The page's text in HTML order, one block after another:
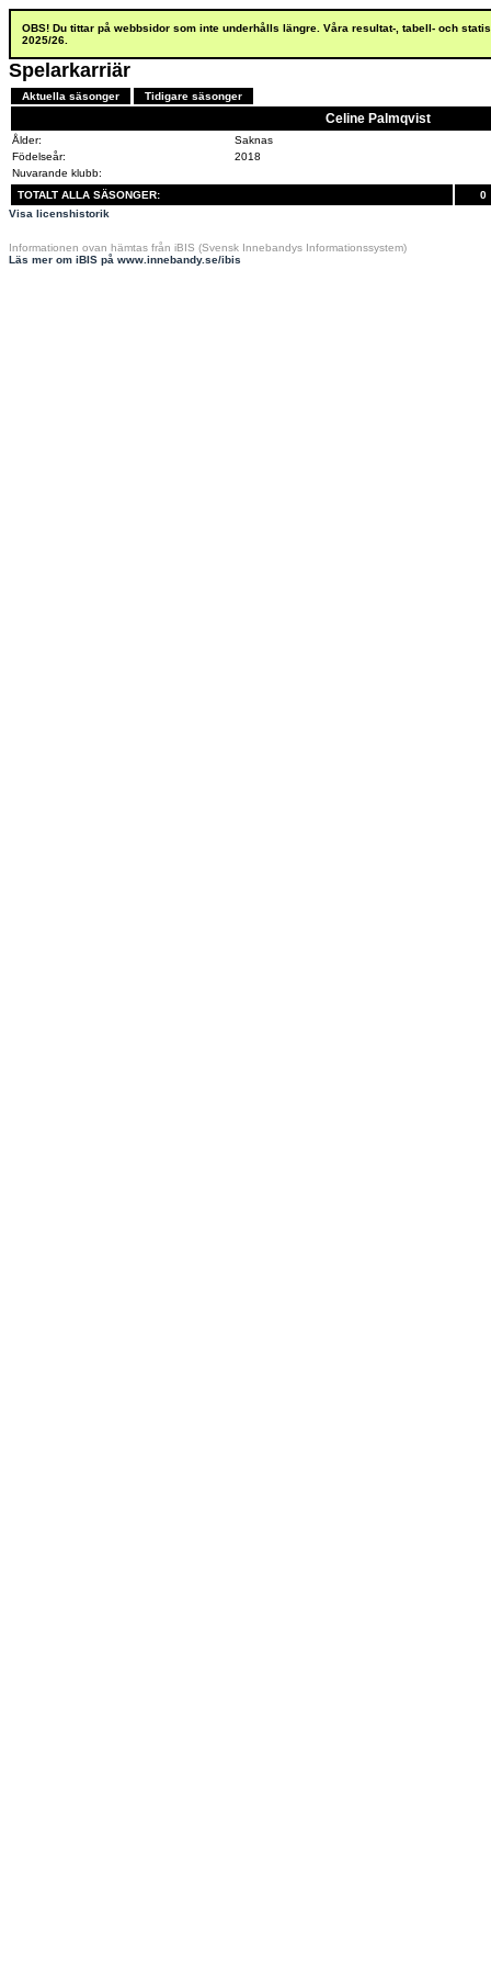
OBS! Du tittar på webbsidor som inte underhålls längre. Våra resultat-, tabell- och
2025/26.
Spelarkarriär
Aktuella säsonger Tidigare säsonger
Celine Palmqvist
Ålder:
Saknas
Födelseår:
2018
Nuvarande klubb:
TOTALT ALLA SÄSONGER:
0
Visa licenshistorik
Informationen ovan hämtas från iBIS (Svensk Innebandys Informationssystem)
Läs mer om iBIS på www.innebandy.se/ibis